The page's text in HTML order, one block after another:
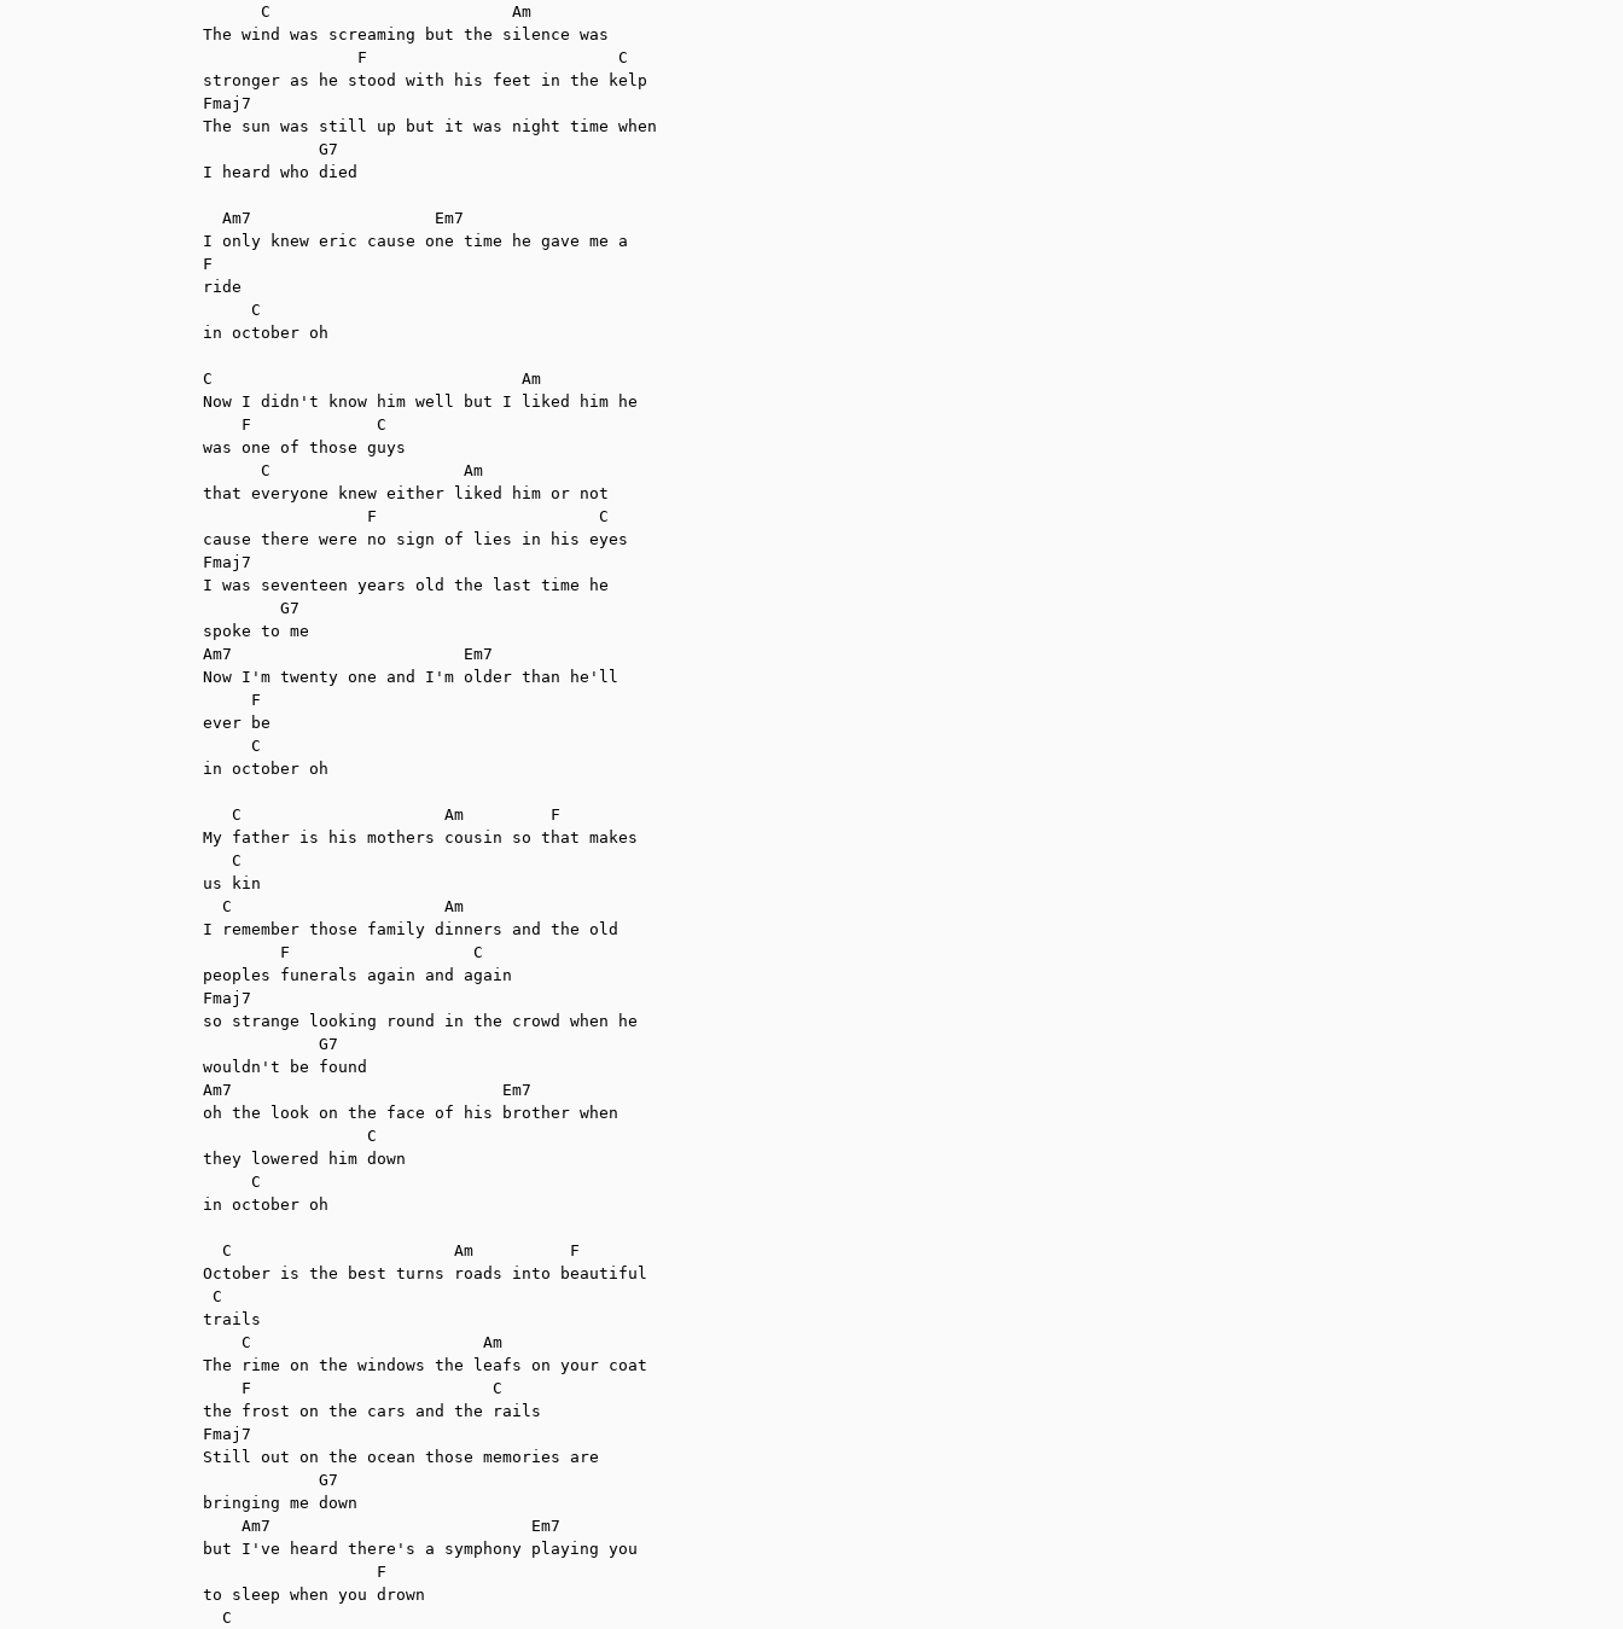
      C                         Am
The wind was screaming but the silence was
                F                          C
stronger as he stood with his feet in the kelp
Fmaj7
The sun was still up but it was night time when
            G7
I heard who died
  Am7                   Em7
I only knew eric cause one time he gave me a
F
ride
     C
in october oh
C                                Am
Now I didn't know him well but I liked him he
    F             C
was one of those guys
      C                    Am
that everyone knew either liked him or not
                 F                       C
cause there were no sign of lies in his eyes
Fmaj7
I was seventeen years old the last time he
        G7
spoke to me
Am7                        Em7
Now I'm twenty one and I'm older than he'll
     F
ever be
     C
in october oh
   C                     Am         F
My father is his mothers cousin so that makes
   C
us kin
  C                      Am
I remember those family dinners and the old
        F                   C
peoples funerals again and again
Fmaj7
so strange looking round in the crowd when he
            G7
wouldn't be found
Am7                            Em7
oh the look on the face of his brother when
                 C
they lowered him down
     C
in october oh
  C                       Am          F
October is the best turns roads into beautiful
C
trails
    C                        Am
The rime on the windows the leafs on your coat
    F                         C
the frost on the cars and the rails
Fmaj7
Still out on the ocean those memories are
            G7
bringing me down
    Am7                           Em7
but I've heard there's a symphony playing you
                  F
to sleep when you drown
  C